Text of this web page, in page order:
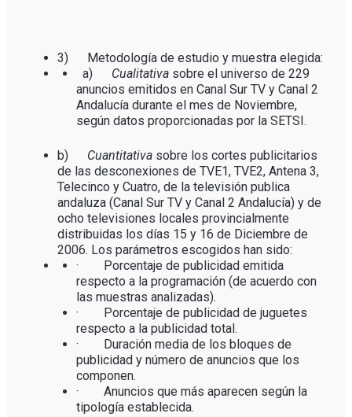
3) Metodología de estudio y muestra elegida:
a) Cualitativasobre el universo de 229
anuncios emitidos en Canal Sur TV y Canal 2
Andalucía durante el mes de Noviembre,
según datos proporcionadas por la SETSI.
b) Cuantitativasobre los cortes publicitarios
de las desconexiones de TVE1, TVE2, Antena 3,
Telecinco y Cuatro, de la televisión publica
andaluza (Canal Sur TV y Canal 2 Andalucía) y de
ocho televisiones locales provincialmente
distribuidas los días 15 y 16 de Diciembre de
2006. Los parámetros escogidos han sido:
· Porcentaje de publicidad emitida
respecto a la programación (de acuerdo con
las muestras analizadas).
· Porcentaje de publicidad de juguetes
respecto a la publicidad total.
· Duración media de los bloques de
publicidad y número de anuncios que los
componen.
· Anuncios que más aparecen según la
tipología establecida.